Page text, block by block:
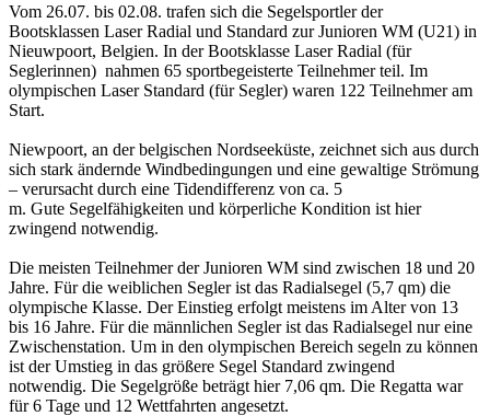
Vom 26.07. bis 02.08. trafen sich die Segelsportler der
Bootsklassen Laser Radial und Standard zur Junioren WM (U21) in
Nieuwpoort, Belgien. In der Bootsklasse Laser Radial (für
Seglerinnen) nahmen 65 sportbegeisterte Teilnehmer teil. Im
olympischen Laser Standard (für Segler) waren 122 Teilnehmer am
Start.
Niewpoort, an der belgischen Nordseeküste, zeichnet sich aus durch
sich stark ändernde Windbedingungen und eine gewaltige Strömung
– verursacht durch eine Tidendifferenz von ca. 5
m. Gute Segelfähigkeiten und körperliche Kondition ist hier
zwingend notwendig.
Die meisten Teilnehmer der Junioren WM sind zwischen 18 und 20
Jahre. Für die weiblichen Segler ist das Radialsegel (5,7 qm) die
olympische Klasse. Der Einstieg erfolgt meistens im Alter von 13
bis 16 Jahre. Für die männlichen Segler ist das Radialsegel nur eine
Zwischenstation. Um in den olympischen Bereich segeln zu können
ist der Umstieg in das größere Segel Standard zwingend
notwendig. Die Segelgröße beträgt hier 7,06 qm. Die Regatta war
für 6 Tage und 12 Wettfahrten angesetzt.